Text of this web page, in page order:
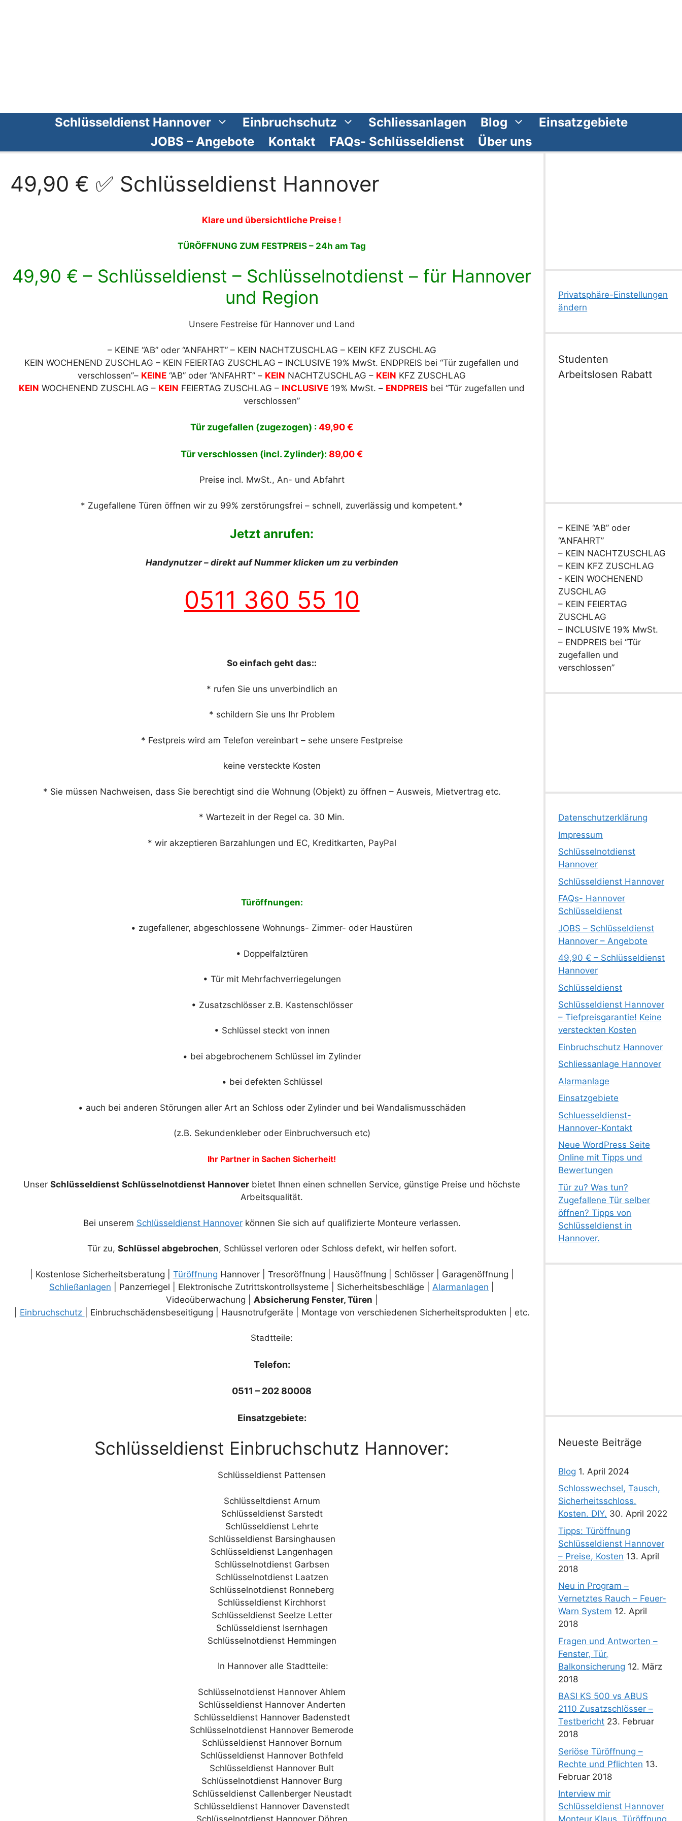
Schlüsseldienst Hannover Einbruchschutz Schliessanlagen Blog
Einsatzgebiete
JOBS – Angebote
Kontakt FAQs- Schlüsseldienst Über uns
49,90 € ✅ Schlüsseldienst Hannover
Klare und übersichtliche Preise !
TÜRÖFFNUNG ZUM FESTPREIS – 24h am Tag
49,90 € – Schlüsseldienst – Schlüsselnotdienst – für Hannover
und Region
Unsere Festreise für Hannover und Land
– KEINE “AB” oder “ANFAHRT” – KEIN NACHTZUSCHLAG – KEIN KFZ ZUSCHLAG
KEIN WOCHENEND ZUSCHLAG – KEIN FEIERTAG ZUSCHLAG – INCLUSIVE 19% MwSt. ENDPREIS bei “Tür zugefallen und
verschlossen”– KEINE “AB” oder “ANFAHRT” – KEIN NACHTZUSCHLAG – KEIN KFZ ZUSCHLAG
KEIN WOCHENEND ZUSCHLAG – KEIN FEIERTAG ZUSCHLAG – INCLUSIVE 19% MwSt. – ENDPREIS bei “Tür zugefallen und
verschlossen”
Tür zugefallen (zugezogen) :49,90 €
Tür verschlossen (incl. Zylinder): 89,00 €
Preise incl. MwSt., An- und Abfahrt
* Zugefallene Türen öffnen wir zu 99% zerstörungsfrei – schnell, zuverlässig und kompetent.*
Jetzt anrufen:
Handynutzer – direkt auf Nummer klicken um zu verbinden
0511 360 55 10
So einfach geht das::
* rufen Sie uns unverbindlich an
* schildern Sie uns Ihr Problem
* Festpreis wird am Telefon vereinbart – sehe unsere Festpreise
keine versteckte Kosten
* Sie müssen Nachweisen, dass Sie berechtigt sind die Wohnung (Objekt) zu öffnen – Ausweis, Mietvertrag etc.
* Wartezeit in der Regel ca. 30 Min.
* wir akzeptieren Barzahlungen und EC, Kreditkarten, PayPal
Türöffnungen:
• zugefallener, abgeschlossene Wohnungs- Zimmer- oder Haustüren
• Doppelfalztüren
• Tür mit Mehrfachverriegelungen
• Zusatzschlösser z.B. Kastenschlösser
• Schlüssel steckt von innen
• bei abgebrochenem Schlüssel im Zylinder
• bei defekten Schlüssel
• auch bei anderen Störungen aller Art an Schloss oder Zylinder und bei Wandalismusschäden
(z.B. Sekundenkleber oder Einbruchversuch etc)
Ihr Partner in Sachen Sicherheit!
UnserSchlüsseldienst Schlüsselnotdienst Hannover bietet Ihnen einen schnellen Service, günstige Preise und höchste
Arbeitsqualität.
Bei unserem Schlüsseldienst Hannoverkönnen Sie sich auf qualifizierte Monteure verlassen.
Tür zu, Schlüssel abgebrochen, Schlüssel verloren oder Schloss defekt, wir helfen sofort.
| Kostenlose Sicherheitsberatung | Türöffnung Hannover | Tresoröffnung | Hausöffnung | Schlösser | Garagenöffnung |
Schließanlagen | Panzerriegel | Elektronische Zutrittskontrollsysteme | Sicherheitsbeschläge | Alarmanlagen
Videoüberwachung | Absicherung Fenster, Türen
Einbruchschutz | Einbruchschädensbeseitigung | Hausnotrufgeräte | Montage von verschiedenen Sicherheitsprodukten | etc.
Stadtteile:
Telefon:
0511 – 202 80008
Einsatzgebiete:
Schlüsseldienst Einbruchschutz Hannover:
Schlüsseldienst Pattensen
Schlüsseltdienst Arnum
Schlüsseldienst Sarstedt
Schlüsseldienst Lehrte
Schlüsseldienst Barsinghausen
Schlüsseldienst Langenhagen
Schlüsselnotdienst Garbsen
Schlüsselnotdienst Laatzen
Schlüsselnotdienst Ronneberg
Schlüsseldienst Kirchhorst
Schlüsseldienst Seelze Letter
Schlüsseldienst Isernhagen
Schlüsselnotdienst Hemmingen
In Hannover alle Stadtteile:
Schlüsselnotdienst Hannover Ahlem
Schlüsseldienst Hannover Anderten
Schlüsseldienst Hannover Badenstedt
Schlüsselnotdienst Hannover Bemerode
Schlüsseldienst Hannover Bornum
Schlüsseldienst Hannover Bothfeld
Schlüsseldienst Hannover Bult
Schlüsselnotdienst Hannover Burg
Schlüsseldienst Callenberger Neustadt
Schlüsseldienst Hannover Davenstedt
Schlüsselnotdienst Hannover Döhren
Privatsphäre-Einstellungen
ändern
Studenten
Arbeitslosen Rabatt
– KEINE “AB” oder
“ANFAHRT”
– KEIN NACHTZUSCHLAG
– KEIN KFZ ZUSCHLAG
- KEIN WOCHENEND
ZUSCHLAG
– KEIN FEIERTAG
ZUSCHLAG
– INCLUSIVE 19% MwSt.
– ENDPREIS bei “Tür
zugefallen und
verschlossen”
Datenschutzerklärung
Impressum
Schlüsselnotdienst
Hannover
Schlüsseldienst Hannover
FAQs- Hannover
Schlüsseldienst
JOBS – Schlüsseldienst
Hannover – Angebote
49,90 € – Schlüsseldienst
Hannover
Schlüsseldienst
Schlüsseldienst Hannover
– Tiefpreisgarantie! Keine
versteckten Kosten
Einbruchschutz Hannover
Schliessanlage Hannover
Alarmanlage
Einsatzgebiete
Schluesseldienst-
Hannover-Kontakt
Neue WordPress Seite
Online mit Tipps und
Bewertungen
Tür zu? Was tun?
Zugefallene Tür selber
öffnen? Tipps von
Schlüsseldienst in
Hannover.
Neueste Beiträge
Blog 1. April 2024
Schlosswechsel, Tausch,
Sicherheitsschloss.
Kosten. DIY. 30. April 2022
Tipps: Türöffnung
Schlüsseldienst Hannover
– Preise, Kosten 13. April
2018
Neu in Program –
Vernetztes Rauch – Feuer-
Warn System 12. April
2018
Fragen und Antworten –
Fenster, Tür,
Balkonsicherung 12. März
2018
BASI KS 500 vs ABUS
2110 Zusatzschlösser –
Testbericht 23. Februar
2018
Seriöse Türöffnung –
Rechte und Pflichten 13.
Februar 2018
Interview mir
Schlüsseldienst Hannover